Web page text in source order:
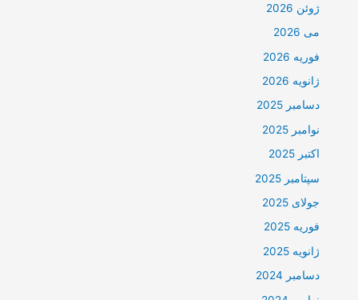
ژوئن 2026
می 2026
فوریه 2026
ژانویه 2026
دسامبر 2025
نوامبر 2025
اکتبر 2025
سپتامبر 2025
جولای 2025
فوریه 2025
ژانویه 2025
دسامبر 2024